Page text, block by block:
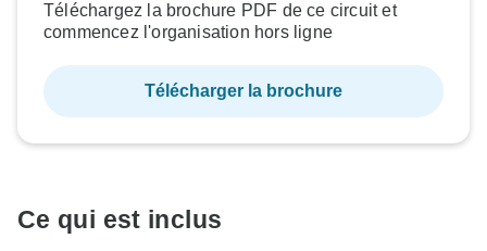
Téléchargez la brochure PDF de ce circuit et
commencez l'organisation hors ligne
Télécharger la brochure
Ce qui est inclus